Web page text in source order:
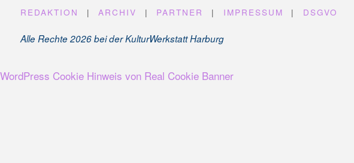
REDAKTION | ARCHIV | PARTNER | IMPRESSUM | DSGVO
Alle Rechte 2026 bei der KulturWerkstatt Harburg
WordPress Cookie Hinweis von Real Cookie Banner